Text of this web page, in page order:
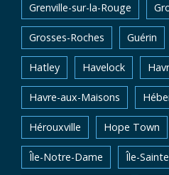
Grenville-sur-la-Rouge
Grosses-Roches Guérin
Hatley Havelock
Havre-aux-Maisons
Hérouxville Hope Town
Île-Notre-Dame Île-